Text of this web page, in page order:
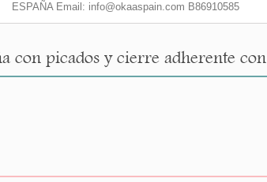
ESPAÑA Email: info@okaaspain.com B86910585
con picados y cierre adherente